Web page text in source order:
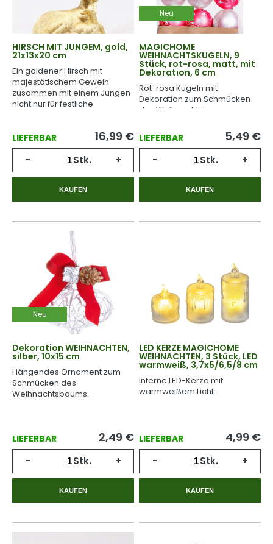
HIRSCH MIT JUNGEM, gold,
21x13x20 cm
Ein goldener Hirsch mit
majestätischem Geweih
zusammen mit einem Jungen
nicht nur für festliche
LIEFERBAR 16,99 €
- Stk. +
KAUFEN
Neu
MAGICHOME
WEIHNACHTSKUGELN, 9
Stück, rot-rosa, matt, mit
Dekoration, 6 cm
Rot-rosa Kugeln mit
Dekoration zum Schmücken
des Weihnachtsbaumes.
LIEFERBAR 5,49 €
- Stk. +
KAUFEN
Neu
Dekoration WEIHNACHTEN,
silber, 10x15 cm
Hängendes Ornament zum
Schmücken des
Weihnachtsbaums.
LIEFERBAR 2,49 €
- Stk. +
KAUFEN
LED KERZE MAGICHOME
WEIHNACHTEN, 3 Stück, LED
warmweiß, 3,7x5/6,5/8 cm
Interne LED-Kerze mit
warmweißem Licht.
LIEFERBAR 4,99 €
- Stk. +
KAUFEN